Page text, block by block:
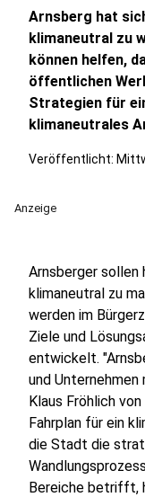
Arnsberg hat
klimaneutral zu
können helfen,
öffentlichen
Strategien für
klimaneutrales
Veröffentlicht:
Anzeige
Arnsberger
klimaneutral zu
werden im
Ziele und
entwickelt.
und Unternehmen
Klaus Fröhlich
Fahrplan für ein
die Stadt die
Bereiche betrifft,